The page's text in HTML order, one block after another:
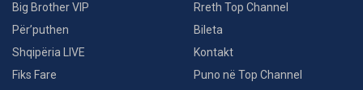
Big Brother VIP
Për’puthen
Shqipëria LIVE
Fiks Fare
Rreth Top Channel
Bileta
Kontakt
Puno në Top Channel